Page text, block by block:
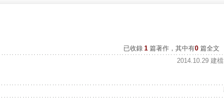
已收錄 1 篇著作，其中有0篇全文
2014.10.29 建檔